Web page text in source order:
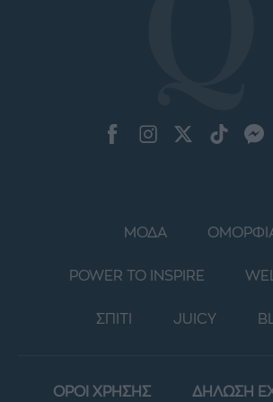
ΜΟΔΑ
POWER TO INSPIRE
ΣΠΙΤΙ JUICY
ΟΡΟΙ ΧΡΗΣΗΣ ΔΗΛΩΣΗ